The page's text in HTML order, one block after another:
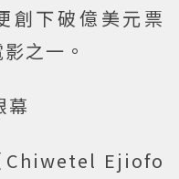
創下破億美元票
之一。
幕
Chiwetel Ejiofo